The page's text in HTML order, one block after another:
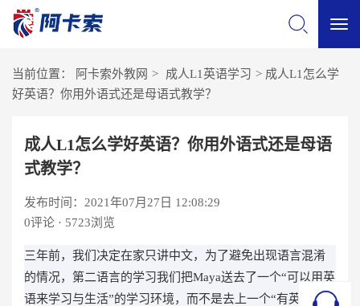
当前位置： 阿卡索外教网 > 成人L1英语学习 > 成人L1怎么学
好英语？你用外语式还是母语式教学？
成人L1怎么学好英语？你用外语式还是母语
式教学？
发布时间：2021年07月27日 12:08:29
0评论 · 5723浏览
三年前，我们决定在家只讲中文，为了避免出现语言混淆
的情况，第二语言的学习我们把Maya送去了一个“可以用英
语来学习与生活”的学习环境，而不是去上一个“有英语学